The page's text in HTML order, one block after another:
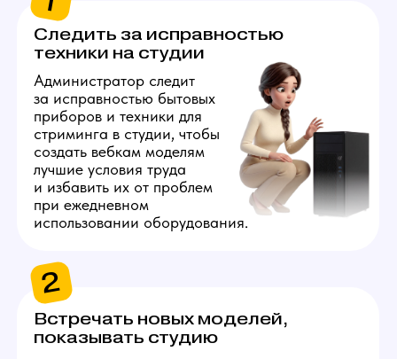
с каждым новым человеком.
Покупать расходные
материалы для работы
Администратору нужно будет
регулярно заказывать вещи для
работы моделей и поддержания
комфортных условий в студии:
салфетки, воду, снеки и бытовые
мелочи. Закупки удобнее вести
по заранее составленному плану,
это требует внимания к деталям
и четкой организации рабочего
3
Поддерживать
порядок на студии
4